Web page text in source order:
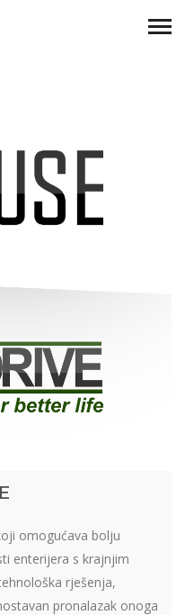
omogućava bolju
enterijera s krajnjim
rješenja,
pronalazak onoga